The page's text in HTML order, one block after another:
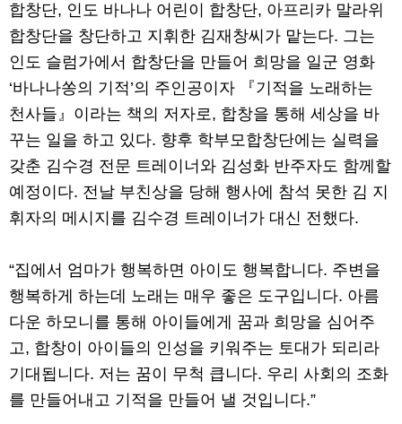
합창단, 인도 바나나 어린이 합창단, 아프리카 말라위
합창단을 창단하고 지휘한 김재창씨가 맡는다. 그는
인도 슬럼가에서 합창단을 만들어 희망을 일군 영화
‘바나나쏭의 기적’의 주인공이자 『기적을 노래하는
천사들』이라는 책의 저자로, 합창을 통해 세상을 바
꾸는 일을 하고 있다. 향후 학부모합창단에는 실력을
갖춘 김수경 전문 트레이너와 김성화 반주자도 함께할
예정이다. 전날 부친상을 당해 행사에 참석 못한 김 지
휘자의 메시지를 김수경 트레이너가 대신 전했다.
“집에서 엄마가 행복하면 아이도 행복합니다. 주변을
행복하게 하는데 노래는 매우 좋은 도구입니다. 아름
다운 하모니를 통해 아이들에게 꿈과 희망을 심어주
고, 합창이 아이들의 인성을 키워주는 토대가 되리라
기대됩니다. 저는 꿈이 무척 큽니다. 우리 사회의 조화
를 만들어내고 기적을 만들어 낼 것입니다.”